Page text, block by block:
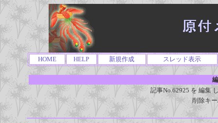
HOME HELP 新規作成 スレッド表示
記事No.62925 を 編集
削除キ